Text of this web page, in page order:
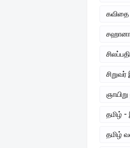
கவிதை
தமிழ் -
தமிழ்